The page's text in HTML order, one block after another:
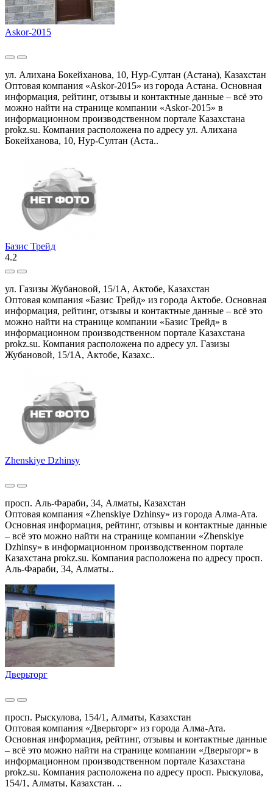
Askor-2015
ул. Алихана Бокейханова, 10, Нур-Султан (Астана), Казахстан
Оптовая компания «Askor-2015» из города Астана. Основная
информация, рейтинг, отзывы и контактные данные – всё это
можно найти на странице компании «Askor-2015» в
информационном производственном портале Казахстана
prokz.su. Компания расположена по адресу ул. Алихана
Бокейханова, 10, Нур-Султан (Аста..
Базис Трейд
4.2
ул. Газизы Жубановой, 15/1А, Актобе, Казахстан
Оптовая компания «Базис Трейд» из города Актобе. Основная
информация, рейтинг, отзывы и контактные данные – всё это
можно найти на странице компании «Базис Трейд» в
информационном производственном портале Казахстана
prokz.su. Компания расположена по адресу ул. Газизы
Жубановой, 15/1А, Актобе, Казахс..
Zhenskiye Dzhinsy
просп. Аль-Фараби, 34, Алматы, Казахстан
Оптовая компания «Zhenskiye Dzhinsy» из города Алма-Ата.
Основная информация, рейтинг, отзывы и контактные данные
– всё это можно найти на странице компании «Zhenskiye
Dzhinsy» в информационном производственном портале
Казахстана prokz.su. Компания расположена по адресу просп.
Аль-Фараби, 34, Алматы..
Дверьторг
просп. Рыскулова, 154/1, Алматы, Казахстан
Оптовая компания «Дверьторг» из города Алма-Ата.
Основная информация, рейтинг, отзывы и контактные данные
– всё это можно найти на странице компании «Дверьторг» в
информационном производственном портале Казахстана
prokz.su. Компания расположена по адресу просп. Рыскулова,
154/1, Алматы, Казахстан. ..